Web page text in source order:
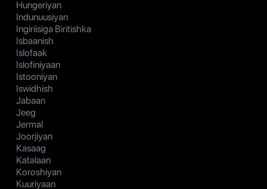
Hungeriyan
Indunuusiyan
Ingiriisiga Biritishka
Isbaanish
Islofaak
Islofiniyaan
Istooniyan
Iswidhish
Jabaan
Jeeg
Jermal
Joorjiyan
Kasaag
Katalaan
Koroshiyan
Kuuriyaan